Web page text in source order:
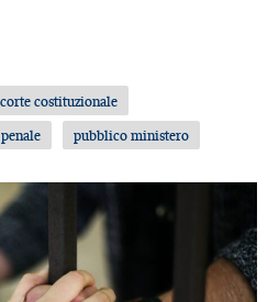
corte costituzionale
pubblico ministero